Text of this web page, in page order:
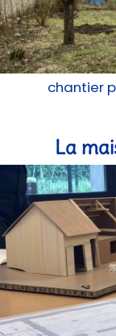
chantier
La